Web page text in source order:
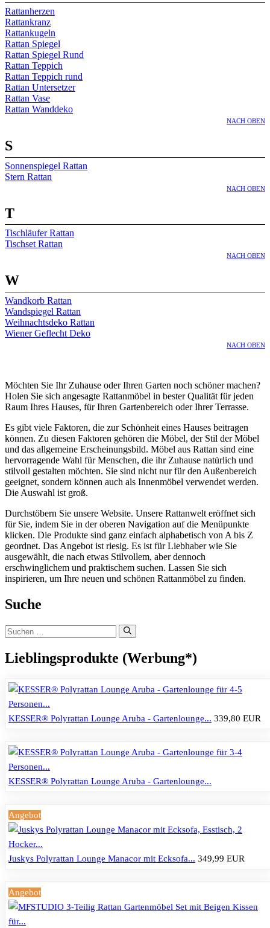
Rattanherzen
Rattankranz
Rattankugeln
Rattan Spiegel
Rattan Spiegel Rund
Rattan Teppich
Rattan Teppich rund
Rattan Untersetzer
Rattan Vase
Rattan Wanddeko
NACH OBEN
S
Sonnenspiegel Rattan
Stern Rattan
NACH OBEN
T
Tischläufer Rattan
Tischset Rattan
NACH OBEN
W
Wandkorb Rattan
Wandspiegel Rattan
Weihnachtsdeko Rattan
Wiener Geflecht Deko
NACH OBEN
Möchten Sie Ihr Zuhause oder Ihren Garten noch schöner machen?
Holen Sie sich angesagte Rattanmöbel in bester Qualität für jeden
Raum Ihres Hauses, für Ihren Gartenbereich oder Ihrer Terrasse.
Es gibt viele Faktoren, die zur Schönheit eines Hauses beitragen
können. Zu diesen Faktoren gehören die Möbel, der Stil der Möbel
und das allgemeine Erscheinungsbild. Möbel aus Rattan sind eine
hervorragende Wahl für Menschen, die ihr Zuhause natürlich und
stilvoll gestalten möchten. Sie sind nicht nur für den Außenbereich
geeignet, sondern können auch als Innenmöbel verwendet werden.
Die Auswahl ist groß.
Durchstöbern Sie unsere Website. Unsere Rattanwelt eröffnet sich
für Sie, indem Sie in der oberen Navigation auf die Menüpunkte
klicken. Die Produkte sind ganz einfach alphabetisch von A bis Z
geordnet. Das Angebot ist riesig. Es ist für Liebhaber wie Sie
ausgewählt, die nach etwas Stilvollem, aber dennoch
erschwinglichem und praktischem suchen. Lassen Sie sich
inspirieren, um Ihre neuen und schönen Rattanmöbel zu finden.
Suche
Suchen
nach:
Lieblingsprodukte (Werbung*)
KESSER® Polyrattan Lounge Aruba - Gartenlounge... 339,80 EUR
KESSER® Polyrattan Lounge Aruba - Gartenlounge...
Angebot
Juskys Polyrattan Lounge Manacor mit Ecksofa... 349,99 EUR
Angebot